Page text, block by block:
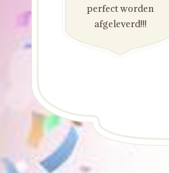
perfect worden
afgeleverd!!!